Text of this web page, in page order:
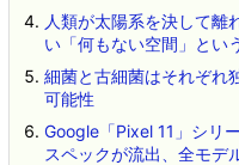
人類が太陽系を決して離
い「何もない空間」とい
細菌と古細菌はそれぞれ
可能性
Google「Pixel 11」シリ
スペックが流出、全モデ